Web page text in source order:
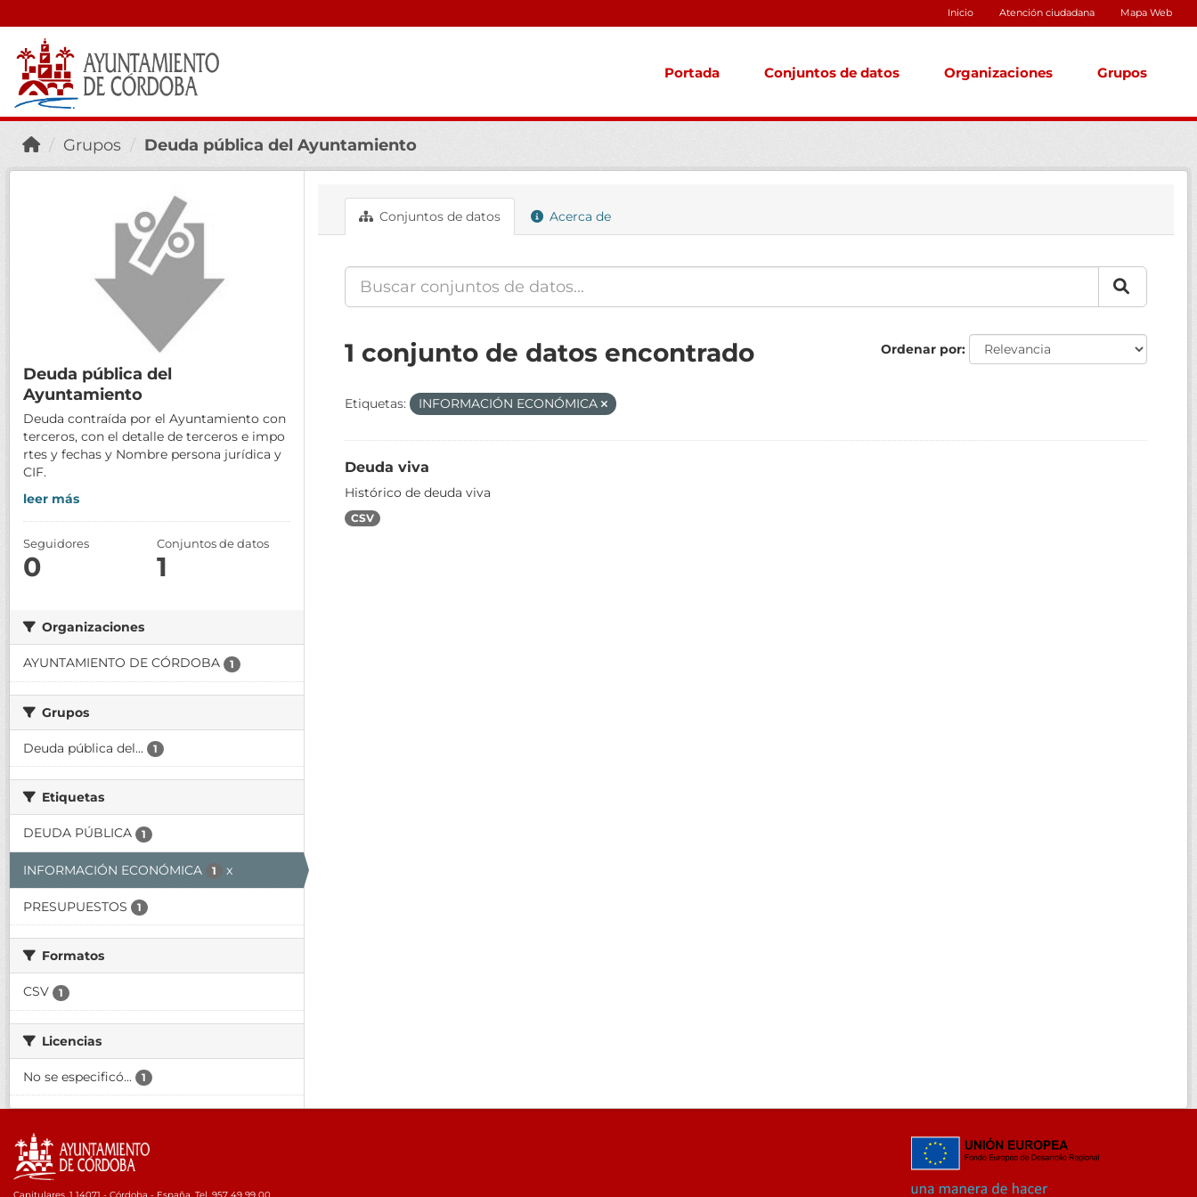
Inicio Atención ciudadana Mapa Web
Portada Conjuntos de datos Organizaciones Grupos
Grupos Deuda pública del Ayuntamiento
Deuda pública del
Ayuntamiento
Deuda contraída por el Ayuntamiento con
terceros, con el detalle de terceros e impo
rtes y fechas y Nombre persona jurídica y
CIF.
leer más
Seguidores
0
Conjuntos de datos
1
Organizaciones
AYUNTAMIENTO DE CÓRDOBA 1
Grupos
Deuda pública del... 1
Etiquetas
DEUDA PÚBLICA 1
INFORMACIÓN ECONÓMICA 1 x
PRESUPUESTOS 1
Formatos
CSV 1
Licencias
No se especificó... 1
Conjuntos de datos Acerca de
Ordenar por
1 conjunto de datos encontrado
Etiquetas: INFORMACIÓN ECONÓMICA
Deuda viva
Histórico de deuda viva
CSV
Capitulares, 1 14071 - Córdoba - España. Tel. 957 49 99 00